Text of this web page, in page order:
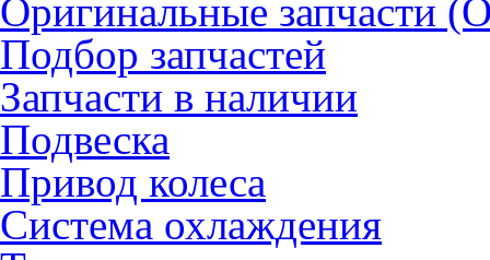
Оригинальные запчасти
Подбор запчастей
Запчасти в наличии
Подвеска
Привод колеса
Система охлаждения